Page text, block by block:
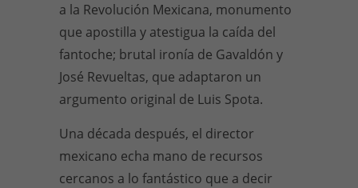
a la Revolución Mexicana, monumento
que apostilla y atestigua la caída del
fantoche; brutal ironía de Gavaldón y
José Revueltas, que adaptaron un
argumento original de Luis Spota.
Una década después, el director
mexicano echa mano de recursos
cercanos a lo fantástico que a decir